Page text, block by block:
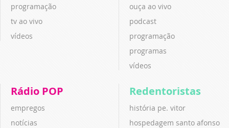
programação
tv ao vivo
vídeos
ouça ao vivo
podcast
programação
programas
vídeos
Rádio POP
empregos
notícias
Redentoristas
história pe. vitor
hospedagem santo afonso